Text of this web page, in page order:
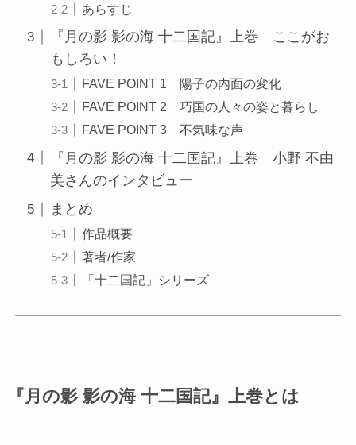
あらすじ
『月の影 影の海 十二国記』上巻 ここがお
もしろい！
FAVE POINT 1 陽子の内面の変化
FAVE POINT 2 巧国の人々の姿と暮らし
FAVE POINT 3 不気味な声
『月の影 影の海 十二国記』上巻 小野 不由
美さんのインタビュー
まとめ
作品概要
著者/作家
「十二国記」シリーズ
『月の影 影の海 十二国記』上巻とは